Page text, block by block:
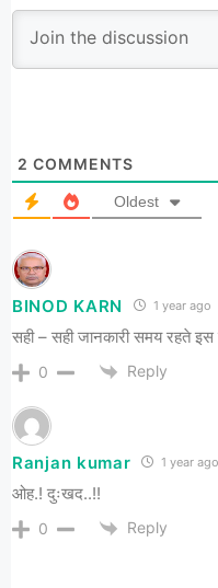
2 COMMENTS
Oldest
BINOD KARN 1 year ago
सही – सही जानकारी समय रहते
0 Reply
Ranjan kumar 1 year ago
ओह.! दुःखद..!!
0 Reply